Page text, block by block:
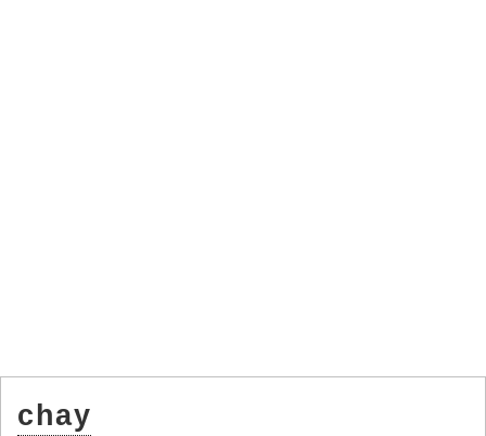
chay